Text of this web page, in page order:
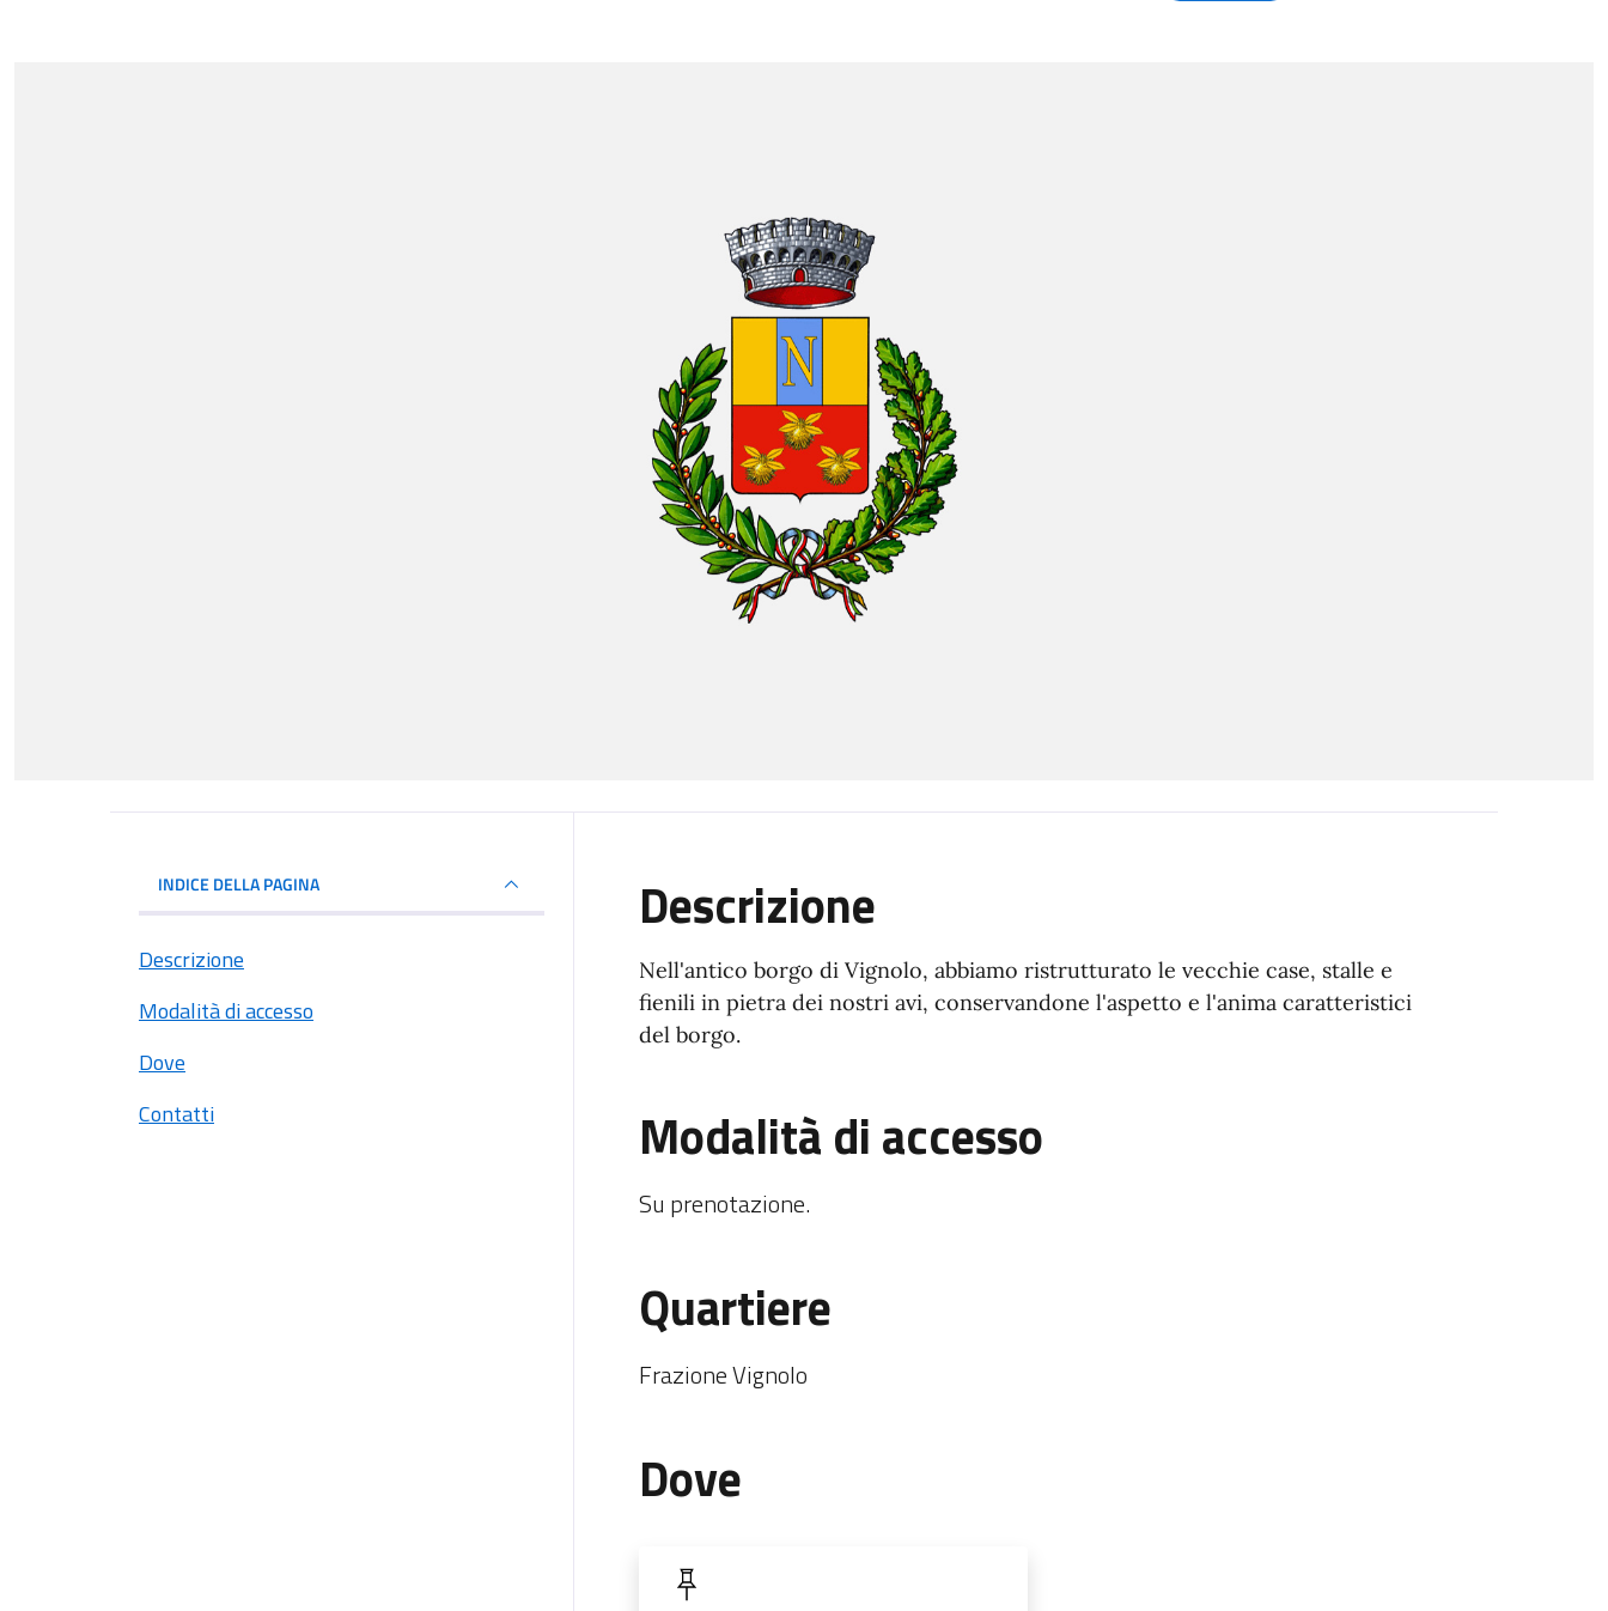
INDICE DELLA PAGINA
Descrizione
Modalità di accesso
Dove
Contatti
Descrizione
Nell'antico borgo di Vignolo, abbiamo ristrutturato le vecchie case, stalle e
fienili in pietra dei nostri avi, conservandone l'aspetto e l'anima caratteristici
del borgo.
Modalità di accesso
Su prenotazione.
Quartiere
Frazione Vignolo
Dove